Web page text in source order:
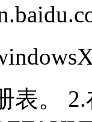
表。 2.